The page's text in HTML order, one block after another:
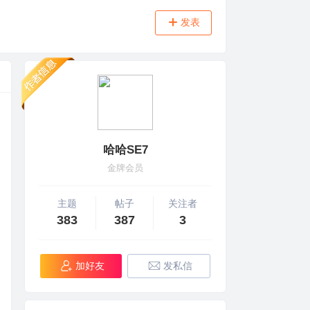
发表
哈哈SE7
金牌会员
主题
383
帖子
387
关注者
3
加好友 发私信